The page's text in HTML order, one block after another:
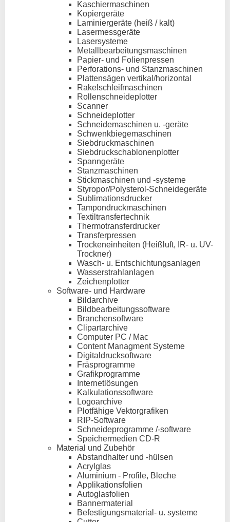
Kaschiermaschinen
Kopiergeräte
Laminiergeräte (heiß / kalt)
Lasermessgeräte
Lasersysteme
Metallbearbeitungsmaschinen
Papier- und Folienpressen
Perforations- und Stanzmaschinen
Plattensägen vertikal/horizontal
Rakelschleifmaschinen
Rollenschneideplotter
Scanner
Schneideplotter
Schneidemaschinen u. -geräte
Schwenkbiegemaschinen
Siebdruckmaschinen
Siebdruckschablonenplotter
Spanngeräte
Stanzmaschinen
Stickmaschinen und -systeme
Styropor/Polysterol-Schneidegeräte
Sublimationsdrucker
Tampondruckmaschinen
Textiltransfertechnik
Thermotransferdrucker
Transferpressen
Trockeneinheiten (Heißluft, IR- u. UV-
Trockner)
Wasch- u. Entschichtungsanlagen
Wasserstrahlanlagen
Zeichenplotter
Software- und Hardware
Bildarchive
Bildbearbeitungssoftware
Branchensoftware
Clipartarchive
Computer PC / Mac
Content Managment Systeme
Digitaldrucksoftware
Fräsprogramme
Grafikprogramme
Internetlösungen
Kalkulationssoftware
Logoarchive
Plotfähige Vektorgrafiken
RIP-Software
Schneideprogramme /-software
Speichermedien CD-R
Material und Zubehör
Abstandhalter und -hülsen
Acrylglas
Aluminium - Profile, Bleche
Applikationsfolien
Autoglasfolien
Bannermaterial
Befestigungsmaterial- u. systeme